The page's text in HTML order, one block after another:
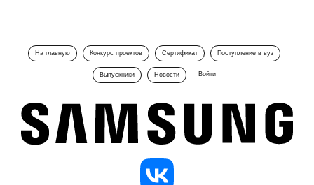
На главную Конкурс проектов Сертификат Поступление в вуз
Выпускники Новости Войти